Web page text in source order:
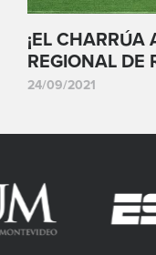
¡EL CHARRÚA
REGIONAL DE
24/09/2021